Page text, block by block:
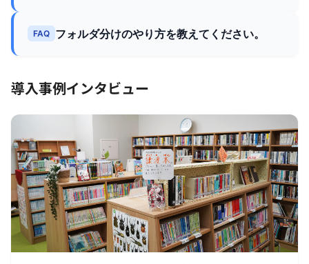
FAQ フォルダ分けのやり方を教えてください。
導入事例インタビュー